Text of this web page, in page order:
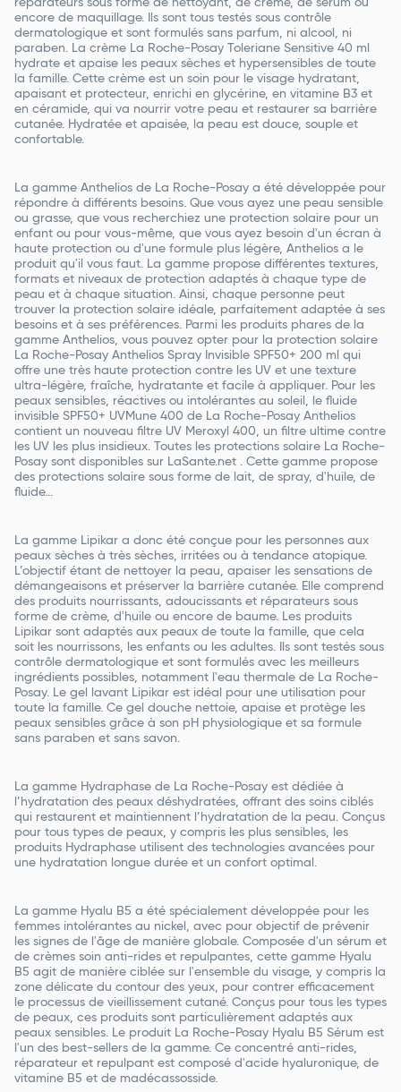
réparateurs sous forme de nettoyant, de crème, de sérum ou
encore de maquillage. Ils sont tous testés sous contrôle
dermatologique et sont formulés sans parfum, ni alcool, ni
paraben. La crème La Roche-Posay Toleriane Sensitive 40 ml
hydrate et apaise les peaux sèches et hypersensibles de toute
la famille. Cette crème est un soin pour le visage hydratant,
apaisant et protecteur, enrichi en glycérine, en vitamine B3 et
en céramide, qui va nourrir votre peau et restaurer sa barrière
cutanée. Hydratée et apaisée, la peau est douce, souple et
confortable.
La gamme Anthelios de La Roche-Posay a été développée pour
répondre à différents besoins. Que vous ayez une peau sensible
ou grasse, que vous recherchiez une protection solaire pour un
enfant ou pour vous-même, que vous ayez besoin d'un écran à
haute protection ou d'une formule plus légère, Anthelios a le
produit qu'il vous faut. La gamme propose différentes textures,
formats et niveaux de protection adaptés à chaque type de
peau et à chaque situation. Ainsi, chaque personne peut
trouver la protection solaire idéale, parfaitement adaptée à ses
besoins et à ses préférences. Parmi les produits phares de la
gamme Anthelios, vous pouvez opter pour la protection solaire
La Roche-Posay Anthelios Spray Invisible SPF50+ 200 ml qui
offre une très haute protection contre les UV et une texture
ultra-légère, fraîche, hydratante et facile à appliquer. Pour les
peaux sensibles, réactives ou intolérantes au soleil, le fluide
invisible SPF50+ UVMune 400 de La Roche-Posay Anthelios
contient un nouveau filtre UV Meroxyl 400, un filtre ultime contre
les UV les plus insidieux. Toutes les protections solaire La Roche-
Posay sont disponibles sur LaSante.net . Cette gamme propose
des protections solaire sous forme de lait, de spray, d'huile, de
fluide...
La gamme Lipikar a donc été conçue pour les personnes aux
peaux sèches à très sèches, irritées ou à tendance atopique.
L’objectif étant de nettoyer la peau, apaiser les sensations de
démangeaisons et préserver la barrière cutanée. Elle comprend
des produits nourrissants, adoucissants et réparateurs sous
forme de crème, d'huile ou encore de baume. Les produits
Lipikar sont adaptés aux peaux de toute la famille, que cela
soit les nourrissons, les enfants ou les adultes. Ils sont testés sous
contrôle dermatologique et sont formulés avec les meilleurs
ingrédients possibles, notamment l'eau thermale de La Roche-
Posay. Le gel lavant Lipikar est idéal pour une utilisation pour
toute la famille. Ce gel douche nettoie, apaise et protège les
peaux sensibles grâce à son pH physiologique et sa formule
sans paraben et sans savon.
La gamme Hydraphase de La Roche-Posay est dédiée à
l’hydratation des peaux déshydratées, offrant des soins ciblés
qui restaurent et maintiennent l’hydratation de la peau. Conçus
pour tous types de peaux, y compris les plus sensibles, les
produits Hydraphase utilisent des technologies avancées pour
une hydratation longue durée et un confort optimal.
La gamme Hyalu B5 a été spécialement développée pour les
femmes intolérantes au nickel, avec pour objectif de prévenir
les signes de l'âge de manière globale. Composée d'un sérum et
de crèmes soin anti-rides et repulpantes, cette gamme Hyalu
B5 agit de manière ciblée sur l'ensemble du visage, y compris la
zone délicate du contour des yeux, pour contrer efficacement
le processus de vieillissement cutané. Conçus pour tous les types
de peaux, ces produits sont particulièrement adaptés aux
peaux sensibles. Le produit La Roche-Posay Hyalu B5 Sérum est
l'un des best-sellers de la gamme. Ce concentré anti-rides,
réparateur et repulpant est composé d'acide hyaluronique, de
vitamine B5 et de madécassosside.